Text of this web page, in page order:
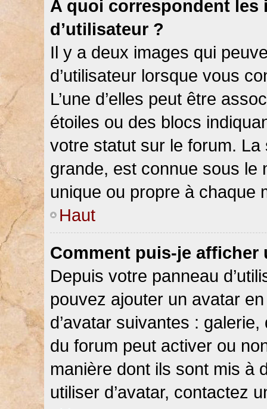
A quoi correspondent les
d’utilisateur ?
Il y a deux images qui
d’utilisateur lorsque vous
L’une d’elles peut être
étoiles ou des blocs
votre statut sur le forum.
grande, est connue sous le
unique ou propre à chaque
Haut
Comment puis-je afficher
Depuis votre panneau
pouvez ajouter un avatar
d’avatar suivantes :
du forum peut activer ou
manière dont ils sont mis à
utiliser d’avatar, contactez